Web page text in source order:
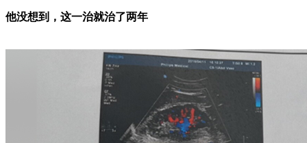
他没想到，这一治就治了两年